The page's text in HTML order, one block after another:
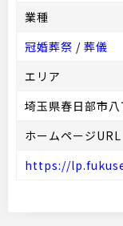
業種
冠婚葬祭 / 葬儀
エリア
埼玉県春日部市
ホームページURL
https://